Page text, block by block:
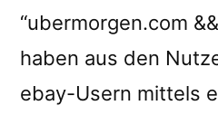
“ubermorgen.com
haben aus den
ebay-Usern mittels